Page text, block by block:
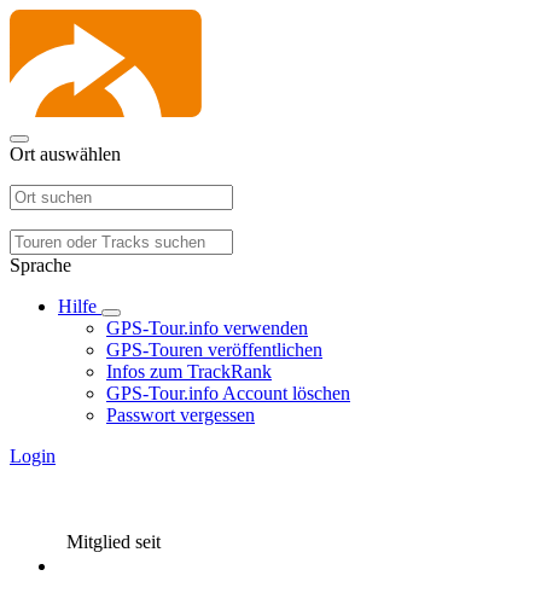
Ort auswählen
Sprache
Hilfe
GPS-Tour.info verwenden
GPS-Touren veröffentlichen
Infos zum TrackRank
GPS-Tour.info Account löschen
Passwort vergessen
Login
Mitglied seit